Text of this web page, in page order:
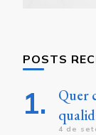
POSTS
Quer
4 de